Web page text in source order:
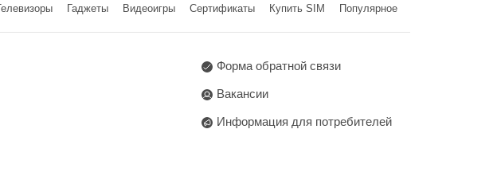
Гаджеты Видеоигры Cертификаты Купить SIM Популярное
Форма обратной связи
Вакансии
Информация для потребителей